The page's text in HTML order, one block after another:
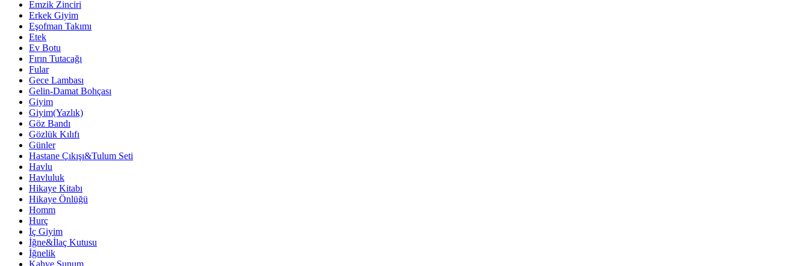
Emzik Zinciri
Erkek Giyim
Eşofman Takımı
Etek
Ev Botu
Fırın Tutacağı
Fular
Gece Lambası
Gelin-Damat Bohçası
Giyim
Giyim(Yazlık)
Göz Bandı
Gözlük Kılıfı
Günler
Hastane Çıkışı&Tulum Seti
Havlu
Havluluk
Hikaye Kitabı
Hikaye Önlüğü
Homm
Hurç
İç Giyim
İğne&İlaç Kutusu
İğnelik